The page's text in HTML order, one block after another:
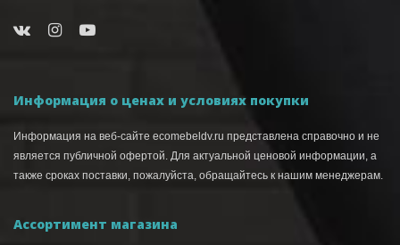
Информация о ценах и условиях покупки
Информация на веб-сайте ecomebeldv.ru представлена справочно и не
является публичной офертой. Для актуальной ценовой информации, а
также сроках поставки, пожалуйста, обращайтесь к нашим менеджерам.
Ассортимент магазина